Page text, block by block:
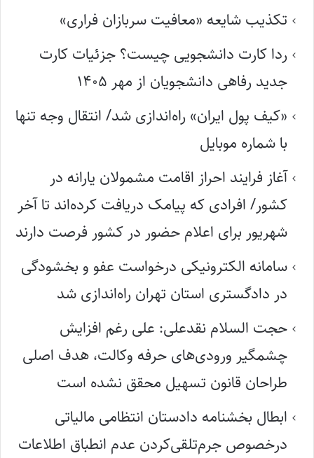
تکذیب شایعه «معافیت سربازان فراری»
ردا کارت دانشجویی چیست؟ جزئیات کارت
جدید رفاهی دانشجویان از مهر ۱۴۰۵
«کیف پول ایران» راه‌اندازی شد/ انتقال وجه تنها
با شماره موبایل
آغاز فرایند احراز اقامت مشمولان یارانه در
کشور/ افرادی که پیامک دریافت کرده‌اند تا آخر
شهریور برای اعلام حضور در کشور فرصت دارند
سامانه الکترونیکی درخواست عفو و بخشودگی
در دادگستری استان تهران راه‌اندازی شد
حجت السلام نقدعلی: علی رغم افزایش
چشمگیر ورودی‌های حرفه وکالت، هدف اصلی
طراحان قانون تسهیل محقق نشده است
ابطال بخشنامه دادستان انتظامی مالیاتی
درخصوص جرم‌تلقی‌کردن عدم انطباق اطلاعات